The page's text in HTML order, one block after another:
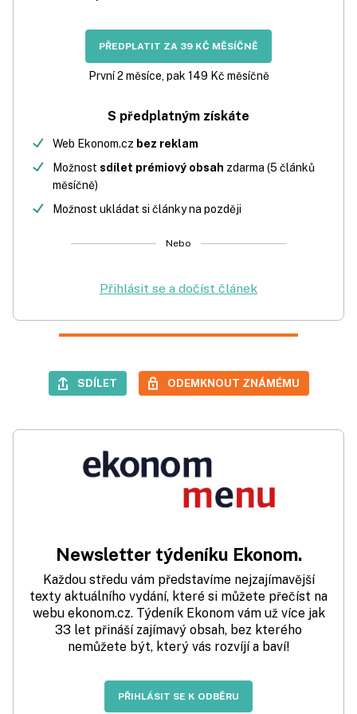
PŘEDPLATIT ZA 39 KČ MĚSÍČNĚ
První 2 měsíce, pak 149 Kč měsíčně
S předplatným získáte
Web Ekonom.cz bez reklam
Možnost sdílet prémiový obsah zdarma (5 článků
měsíčně)
Možnost ukládat si články na později
Nebo
Přihlásit se a dočíst článek
SDÍLET ODEMKNOUT ZNÁMÉMU
Newsletter týdeníku Ekonom.
Každou středu vám představíme nejzajímavější
texty aktuálního vydání, které si můžete přečíst na
webu ekonom.cz. Týdeník Ekonom vám už více jak
33 let přináší zajímavý obsah, bez kterého
nemůžete být, který vás rozvíjí a baví!
PŘIHLÁSIT SE K ODBĚRU